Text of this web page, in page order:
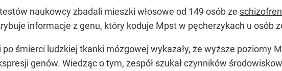
naukowcy zbadali mieszki włosowe od 149 osób ze
informacje z genu, który koduje Mpst w pęcherzykach u osób
śmierci ludzkiej tkanki mózgowej wykazały, że wyższe poziomy
genów. Wiedząc o tym, zespół szukał czynników